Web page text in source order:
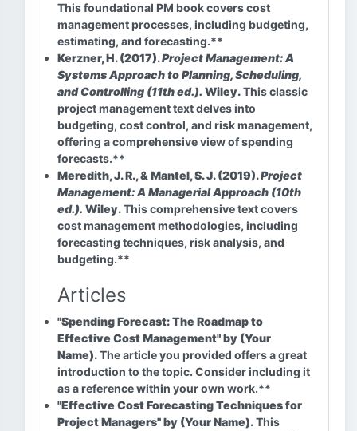
This foundational PM book covers cost
management processes, including budgeting,
estimating, and forecasting.**
Kerzner, H. (2017).Project Management: A
Systems Approach to Planning, Scheduling,
and Controlling (11th ed.). Wiley.This classic
project management text delves into
budgeting, cost control, and risk management,
offering a comprehensive view of spending
forecasts.**
Meredith, J. R., & Mantel, S. J. (2019).Project
Management: A Managerial Approach (10th
ed.). Wiley.This comprehensive text covers
cost management methodologies, including
forecasting techniques, risk analysis, and
budgeting.**
Articles
"Spending Forecast: The Roadmap to
Effective Cost Management" by (Your
Name).The article you provided offers a great
introduction to the topic. Consider including it
as a reference within your own work.**
"Effective Cost Forecasting Techniques for
Project Managers" by (Your Name).This